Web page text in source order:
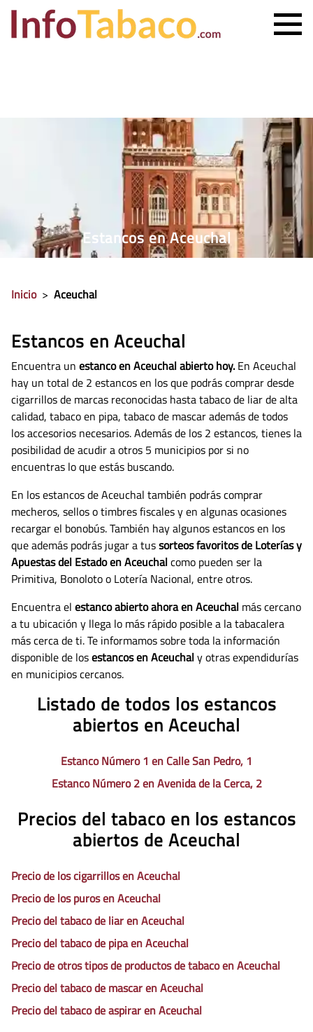
ESTANCO MÁS CERCANO
Estancos en Aceuchal
Inicio > Aceuchal
Estancos en Aceuchal
Encuentra un estanco en Aceuchal abierto hoy. En Aceuchal
hay un total de 2 estancos en los que podrás comprar desde
cigarrillos de marcas reconocidas hasta tabaco de liar de alta
calidad, tabaco en pipa, tabaco de mascar además de todos
los accesorios necesarios.Además de los 2 estancos, tienes la
posibilidad de acudir a otros 5 municipios por si no
encuentras lo que estás buscando.
En los estancos de Aceuchal también podrás comprar
mecheros, sellos o timbres fiscales y en algunas ocasiones
recargar el bonobús. También hay algunos estancos en los
que además podrás jugar a tussorteos favoritos de Loterías y
Apuestas del Estado en Aceuchalcomo pueden ser la
Primitiva, Bonoloto o Lotería Nacional, entre otros.
Encuentra el estanco abierto ahora en Aceuchal más cercano
a tu ubicación y llega lo más rápido posible a la tabacalera
más cerca de ti. Te informamos sobre toda la información
disponible de losestancos en Aceuchaly otras expendidurías
en municipios cercanos.
Listado de todos los estancos
abiertos en Aceuchal
Estanco Número 1 en Calle San Pedro, 1
Estanco Número 2 en Avenida de la Cerca, 2
Precios del tabaco en los estancos
abiertos de Aceuchal
Precio de los cigarrillos en Aceuchal
Precio de los puros en Aceuchal
Precio del tabaco de liar en Aceuchal
Precio del tabaco de pipa en Aceuchal
Precio de otros tipos de productos de tabaco en Aceuchal
Precio del tabaco de mascar en Aceuchal
Precio del tabaco de aspirar en Aceuchal